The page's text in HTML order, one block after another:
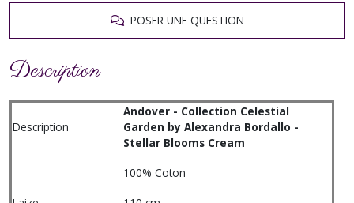
POSER UNE QUESTION
Description
Description
Andover - Collection Celestial
Garden by Alexandra Bordallo -
Stellar Blooms Cream
100% Coton